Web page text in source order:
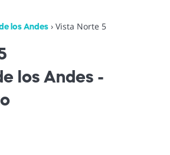
los Andes › Vista Norte 5
los Andes -